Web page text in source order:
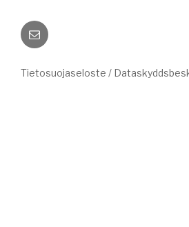
Sähköposti
Tietosuojaseloste /